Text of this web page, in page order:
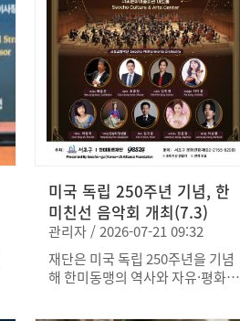
미국 독립 250주년 기념, 한
미친선 음악회 개최(7.3)
관리자 / 2026-07-21 09:32
재단은 미국 독립 250주년을 기념
해 한미동맹의 역사와 자유·평화의